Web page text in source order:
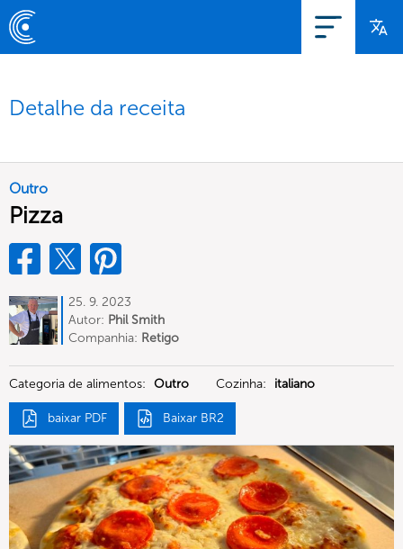
Detalhe da receita
Outro
Pizza
25. 9. 2023
Autor: Phil Smith
Companhia: Retigo
Categoria de alimentos: Outro Cozinha: italiano
baixar PDF Baixar BR2